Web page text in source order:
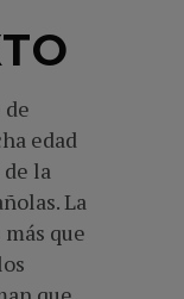
edad
la
La
que